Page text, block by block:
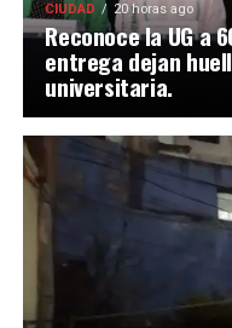
CIUDAD 20 horas ago
Reconoce la UG a
entrega dejan
universitaria.